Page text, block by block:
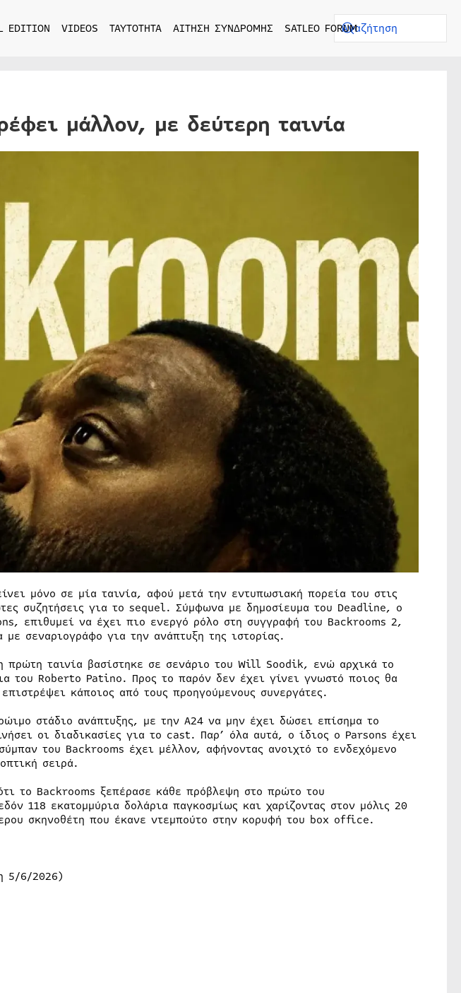
EDITION VIDEOS ΤΑΥΤΟΤΗΤΑ ΑΙΤΗΣΗ ΣΥΝΔΡΟΜΗΣ SATLEO FORUM
μάλλον, με δεύτερη ταινία
μόνο σε μία ταινία, αφού μετά την εντυπωσιακή πορεία του στις
συζητήσεις για το sequel. Σύμφωνα με δημοσίευμα του Deadline, ο
επιθυμεί να έχει πιο ενεργό ρόλο στη συγγραφή του Backrooms 2,
σεναριογράφο για την ανάπτυξη της ιστορίας.
πρώτη ταινία βασίστηκε σε σενάριο του Will Soodik, ενώ αρχικά το
του Roberto Patino. Προς το παρόν δεν έχει γίνει γνωστό ποιος θα
κάποιος από τους προηγούμενους συνεργάτες.
στάδιο ανάπτυξης, με την A24 να μην έχει δώσει επίσημα το
οι διαδικασίες για το cast. Παρ’ όλα αυτά, ο ίδιος ο Parsons έχει
του Backrooms έχει μέλλον, αφήνοντας ανοιχτό το ενδεχόμενο
σειρά.
το Backrooms ξεπέρασε κάθε πρόβλεψη στο πρώτο του
118 εκατομμύρια δολάρια παγκοσμίως και χαρίζοντας στον μόλις 20
σκηνοθέτη που έκανε ντεμπούτο στην κορυφή του box office.
5/6/2026)